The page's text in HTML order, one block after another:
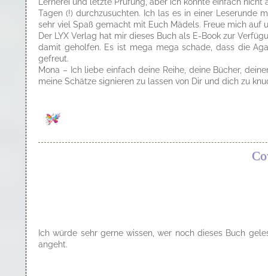
Tagen (!) durchzusuchten. Ich las es in einer Leserunde
sehr viel Spaß gemacht mit Euch Mädels. Freue mich auf
Der LYX Verlag hat mir dieses Buch als E-Book zur
damit geholfen. Es ist mega mega schade, dass die
gefreut.
Mona – Ich liebe einfach deine Reihe, deine Bücher,
meine Schätze signieren zu lassen von Dir und dich zu
Ich würde sehr gerne wissen, wer noch dieses Buch
angeht.